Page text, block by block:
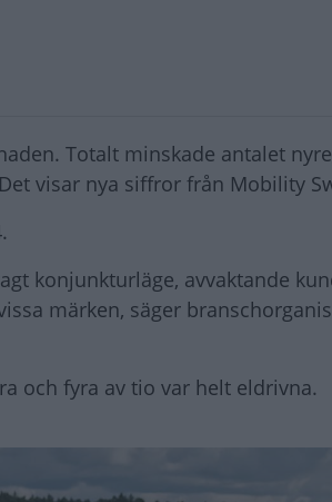
Totalt minskade antalet
visar nya siffror från Mobility
konjunkturläge, avvaktande
märken, säger
och fyra av tio var helt eldrivna.